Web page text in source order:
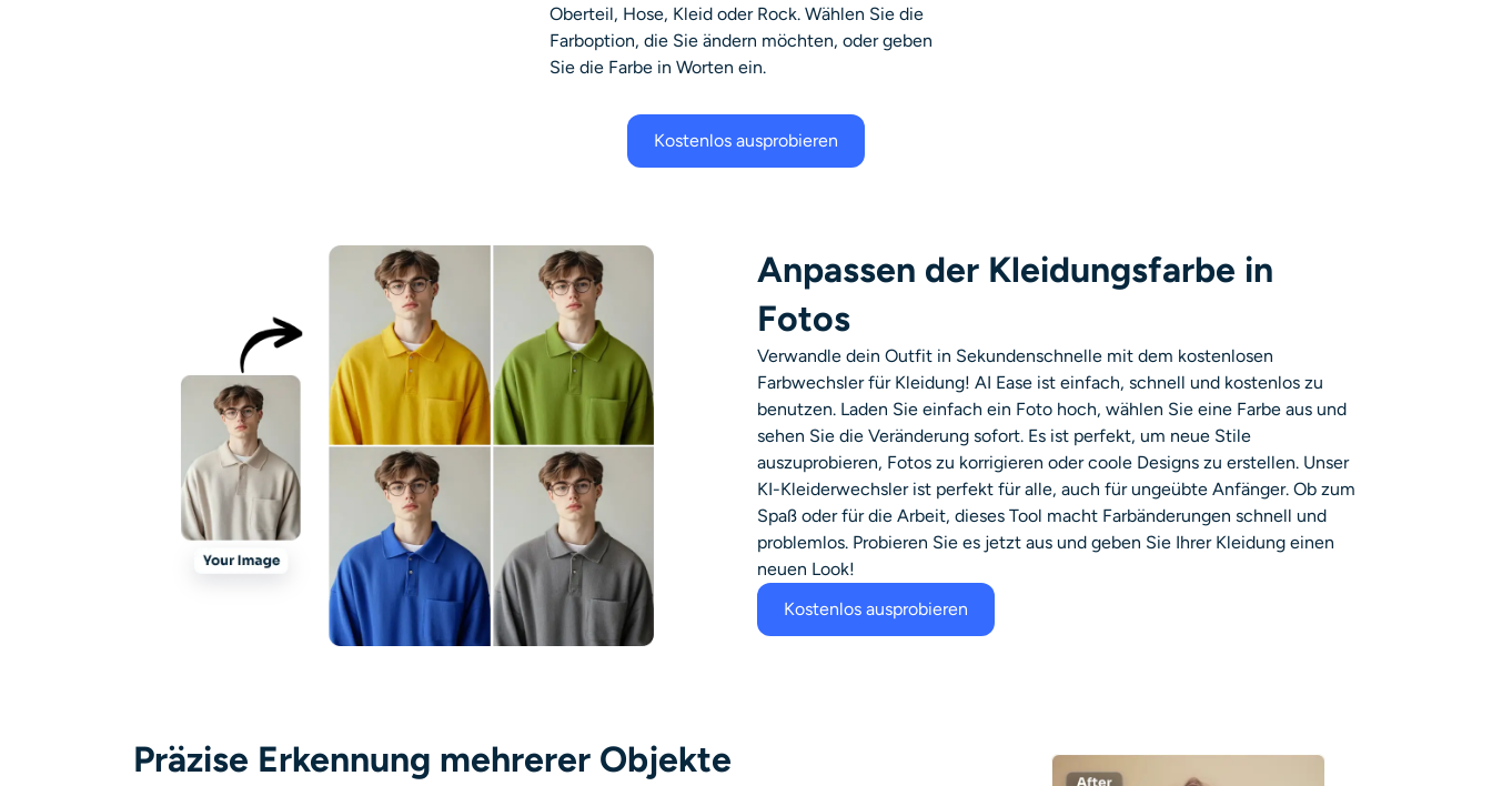
Oberteil, Hose, Kleid oder Rock. Wählen Sie die
Farboption, die Sie ändern möchten, oder geben
Sie die Farbe in Worten ein.
Kostenlos ausprobieren
Anpassen der Kleidungsfarbe in
Fotos
Verwandle dein Outfit in Sekundenschnelle mit dem kostenlosen
Farbwechsler für Kleidung! AI Ease ist einfach, schnell und kostenlos zu
benutzen. Laden Sie einfach ein Foto hoch, wählen Sie eine Farbe aus und
sehen Sie die Veränderung sofort. Es ist perfekt, um neue Stile
auszuprobieren, Fotos zu korrigieren oder coole Designs zu erstellen. Unser
KI-Kleiderwechsler ist perfekt für alle, auch für ungeübte Anfänger. Ob zum
Spaß oder für die Arbeit, dieses Tool macht Farbänderungen schnell und
problemlos. Probieren Sie es jetzt aus und geben Sie Ihrer Kleidung einen
neuen Look!
Kostenlos ausprobieren
Präzise Erkennung mehrerer Objekte